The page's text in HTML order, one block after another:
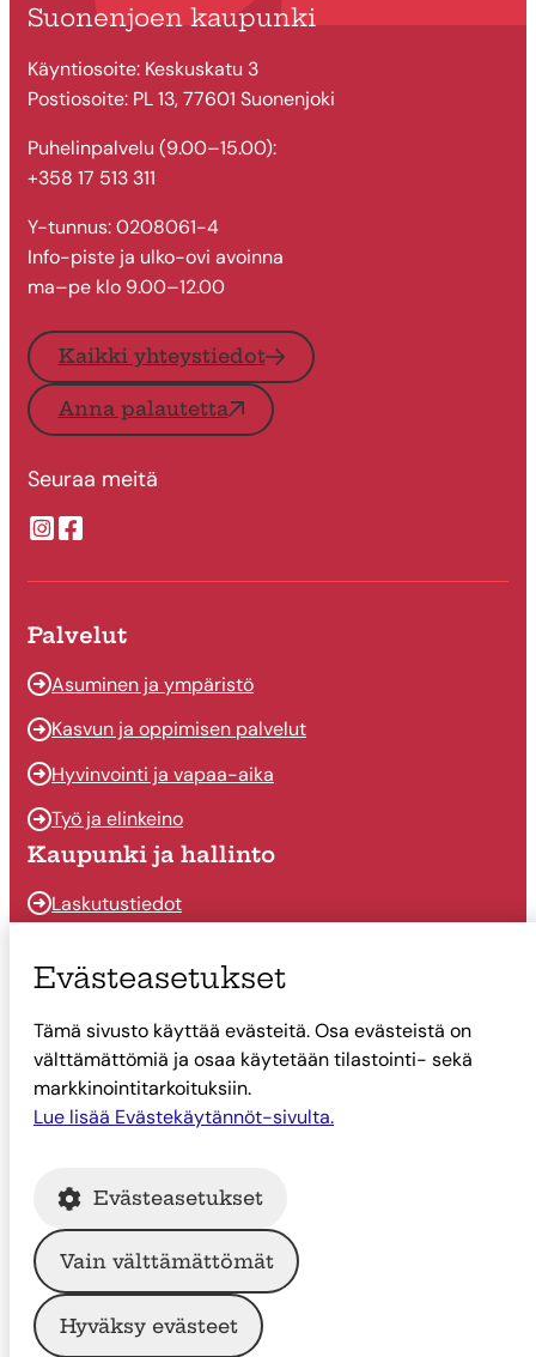
Suonenjoen kaupunki
Käyntiosoite: Keskuskatu 3
Postiosoite: PL 13, 77601 Suonenjoki
Puhelinpalvelu (9.00–15.00):
+358 17 513 311
Y-tunnus: 0208061-4
Info-piste ja ulko-ovi avoinna
ma–pe klo 9.00–12.00
Kaikki yhteystiedot
Anna palautetta
Seuraa meitä
Suonenjoen kaupungin Instragram
Suonenjoen kaupungin Facebook
Palvelut
Asuminen ja ympäristö
Kasvun ja oppimisen palvelut
Hyvinvointi ja vapaa-aika
Työ ja elinkeino
Kaupunki ja hallinto
Laskutustiedot
Päätöksenteko
Talous
Yhteystiedot
Tietoa Suonenjoesta
Tietoa Suonenjoesta
© Suonenjoen kaupunki
Intranet
Tietosuoja
Evästeasetukset
Tämä sivusto käyttää evästeitä. Osa evästeistä on
välttämättömiä ja osaa käytetään tilastointi- sekä
markkinointitarkoituksiin.
Lue lisää Evästekäytännöt-sivulta.
Evästeasetukset
Vain välttämättömät
Hyväksy evästeet